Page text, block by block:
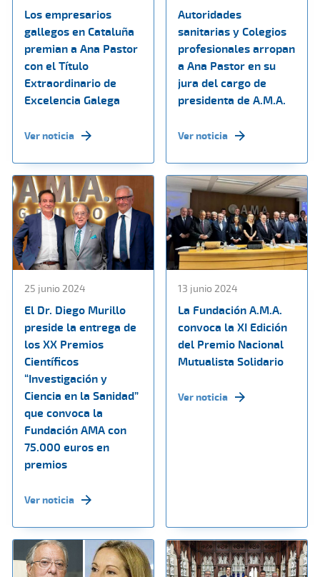
Los empresarios
gallegos en Cataluña
premian a Ana Pastor
con el Título
Extraordinario de
Excelencia Galega
Ver noticia
Autoridades
sanitarias y Colegios
profesionales arropan
a Ana Pastor en su
jura del cargo de
presidenta de A.M.A.
Ver noticia
25 junio 2024
El Dr. Diego Murillo
preside la entrega de
los XX Premios
Científicos
“Investigación y
Ciencia en la Sanidad”
que convoca la
Fundación AMA con
75.000 euros en
premios
Ver noticia
13 junio 2024
La Fundación A.M.A.
convoca la XI Edición
del Premio Nacional
Mutualista Solidario
Ver noticia